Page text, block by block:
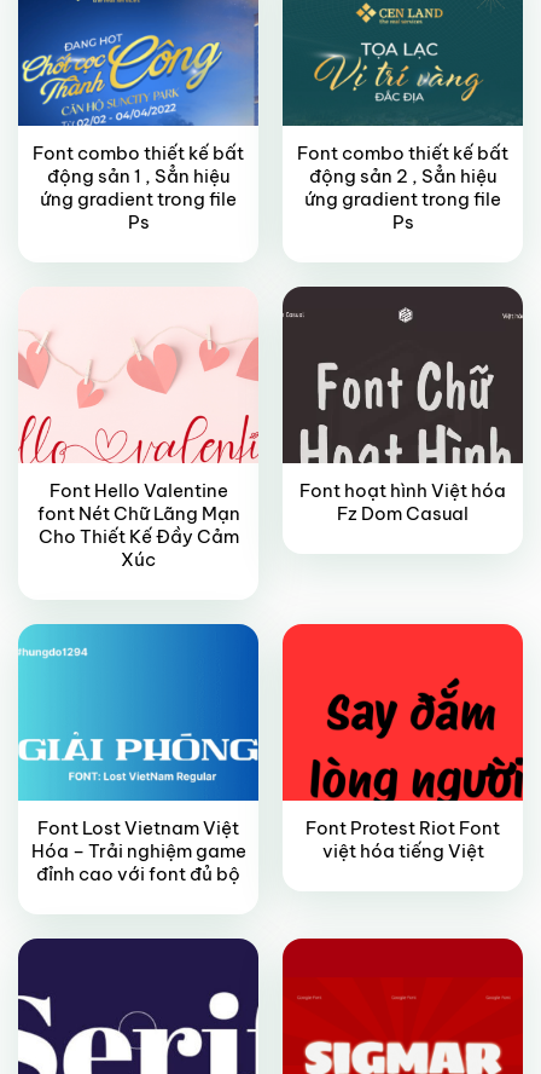
Font combo thiết kế bất
động sản 1 , Sẳn hiệu
ứng gradient trong file
Ps
Font combo thiết kế bất
động sản 2 , Sẳn hiệu
ứng gradient trong file
Ps
FREE
Font Hello Valentine
font Nét Chữ Lãng Mạn
Cho Thiết Kế Đầy Cảm
Xúc
FREE
Font hoạt hình Việt hóa
Fz Dom Casual
FREE
Font Lost Vietnam Việt
Hóa – Trải nghiệm game
đỉnh cao với font đủ bộ
VIP
Font Protest Riot Font
việt hóa tiếng Việt
FREE FREE